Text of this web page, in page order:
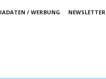
/ WERBUNG
NEWSLETTER